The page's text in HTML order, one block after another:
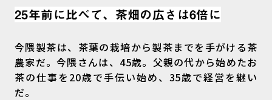
25年前に比べて、茶畑の広さは6倍に
今隈製茶は、茶葉の栽培から製茶までを手がける茶
農家だ。今隈さんは、45歳。父親の代から始めたお
茶の仕事を20歳で手伝い始め、35歳で経営を継い
だ。